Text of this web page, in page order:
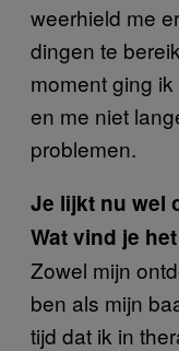
weerhield me
dingen te
moment ging
en me niet
problemen.
Je lijkt nu wel
Wat vind je
Zowel mijn
ben als mijn
tijd dat ik in